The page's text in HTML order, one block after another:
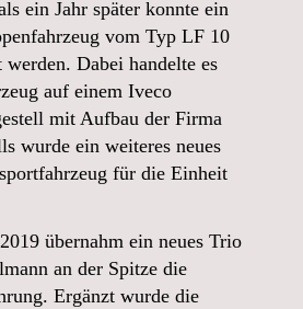
ein Jahr später konnte ein
vom Typ LF 10
Dabei handelte es
auf einem Iveco
mit Aufbau der Firma
wurde ein weiteres neues
für die Einheit
übernahm ein neues Trio
an der Spitze die
Ergänzt wurde die